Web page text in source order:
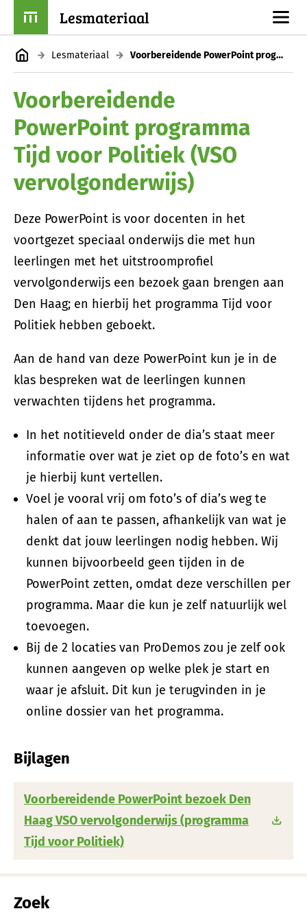
Lesmateriaal
Lesmateriaal Voorbereidende PowerPoint programma Tijd voor Politiek (VSO vervolgonderwijs)
Voorbereidende
PowerPoint programma
Tijd voor Politiek (VSO
vervolgonderwijs)
Deze PowerPoint is voor docenten in het
voortgezet speciaal onderwijs die met hun
leerlingen met het uitstroomprofiel
vervolgonderwijs een bezoek gaan brengen aan
Den Haag; en hierbij het programma Tijd voor
Politiek hebben geboekt.
Aan de hand van deze PowerPoint kun je in de
klas bespreken wat de leerlingen kunnen
verwachten tijdens het programma.
In het notitieveld onder de dia’s staat meer
informatie over wat je ziet op de foto’s en wat
je hierbij kunt vertellen.
Voel je vooral vrij om foto’s of dia’s weg te
halen of aan te passen, afhankelijk van wat je
denkt dat jouw leerlingen nodig hebben. Wij
kunnen bijvoorbeeld geen tijden in de
PowerPoint zetten, omdat deze verschillen per
programma. Maar die kun je zelf natuurlijk wel
toevoegen.
Bij de 2 locaties van ProDemos zou je zelf ook
kunnen aangeven op welke plek je start en
waar je afsluit. Dit kun je terugvinden in je
online dossier van het programma.
Bijlagen
Voorbereidende PowerPoint bezoek Den
Haag VSO vervolgonderwijs (programma
Tijd voor Politiek)
Zoek